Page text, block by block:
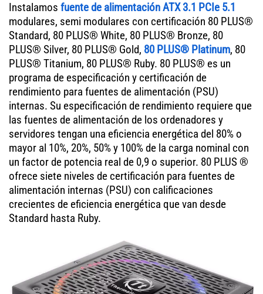
Instalamos fuente de alimentación ATX 3.1 PCIe 5.1
modulares, semi modulares con certificación 80 PLUS®
Standard, 80 PLUS® White, 80 PLUS® Bronze, 80
PLUS® Silver, 80 PLUS® Gold, 80 PLUS® Platinum, 80
PLUS® Titanium, 80 PLUS® Ruby. 80 PLUS® es un
programa de especificación y certificación de
rendimiento para fuentes de alimentación (PSU)
internas. Su especificación de rendimiento requiere que
las fuentes de alimentación de los ordenadores y
servidores tengan una eficiencia energética del 80% o
mayor al 10%, 20%, 50% y 100% de la carga nominal con
un factor de potencia real de 0,9 o superior. 80 PLUS ®
ofrece siete niveles de certificación para fuentes de
alimentación internas (PSU) con calificaciones
crecientes de eficiencia energética que van desde
Standard hasta Ruby.